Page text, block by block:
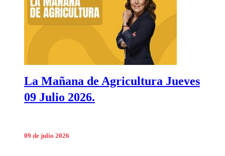
La Mañana de Agricultura Jueves
09 Julio 2026.
09 de julio 2026